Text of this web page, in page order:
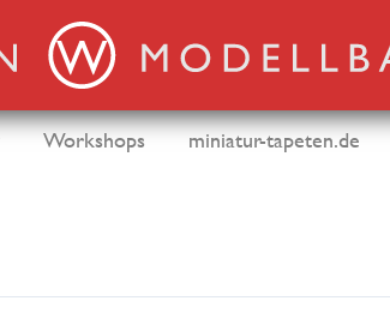
Workshops miniatur-tapeten.de